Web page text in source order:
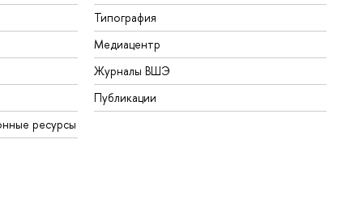
ресурсы
Типография
Медиацентр
Журналы ВШЭ
Публикации